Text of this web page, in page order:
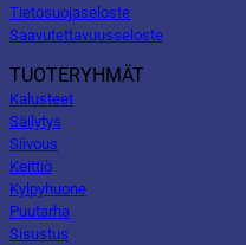
Tietosuojaseloste
Saavutettavuusseloste
TUOTERYHMÄT
Kalusteet
Säilytys
Siivous
Keittiö
Kylpyhuone
Puutarha
Sisustus